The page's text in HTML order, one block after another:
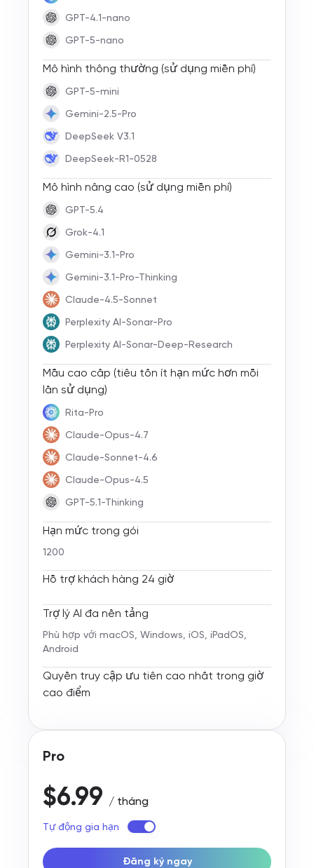
GPT-4.1-nano
GPT-5-nano
Mô hình thông thường (sử dụng miễn phí)
GPT-5-mini
Gemini-2.5-Pro
DeepSeek V3.1
DeepSeek-R1-0528
Mô hình nâng cao (sử dụng miễn phí)
GPT-5.4
Grok-4.1
Gemini-3.1-Pro
Gemini-3.1-Pro-Thinking
Claude-4.5-Sonnet
Perplexity AI-Sonar-Pro
Perplexity AI-Sonar-Deep-Research
Mẫu cao cấp (tiêu tốn ít hạn mức hơn mỗi
lần sử dụng)
Rita-Pro
Claude-Opus-4.7
Claude-Sonnet-4.6
Claude-Opus-4.5
GPT-5.1-Thinking
Hạn mức trong gói
1200
Hỗ trợ khách hàng 24 giờ
Trợ lý AI đa nền tảng
Phù hợp với macOS, Windows, iOS, iPadOS,
Android
Quyền truy cập ưu tiên cao nhất trong giờ
cao điểm
Pro
$6.99 / tháng
Tự động gia hạn
Đăng ký ngay